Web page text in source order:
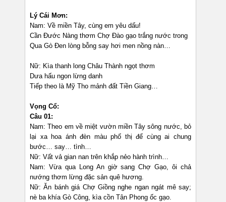
Lý Cái Mơn:
Nam: Về miền Tây, cùng em yêu dấu!
Cần Đước Nàng thơm Chợ Đào gạo trắng nước trong
Qua Gò Đen lòng bỗng say hơi men nồng nàn…
Nữ: Kìa thanh long Châu Thành ngọt thơm
Dưa hấu ngon lừng danh
Tiếp theo là Mỹ Tho mảnh đất Tiền Giang…
Vọng Cổ:
Câu 01:
Nam: Theo em về miệt vườn miền Tây sông nước, bỏ
lại xa hoa ánh đèn màu phố thị để cùng ai chung
bước… say… tình…
Nữ: Vất vả gian nan trên khắp nẻo hành trình…
Nam: Vừa qua Long An giờ sang Chợ Gạo, ôi chả
nướng thơm lừng đặc sản quê hương.
Nữ: Ăn bánh giá Chợ Giồng nghe ngan ngát mê say;
nè ba khía Gò Công, kìa cồn Tân Phong ốc gạo.